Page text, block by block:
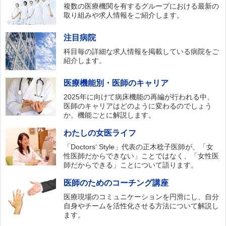
複数の医療機関を有するグループにおける最新の
取り組みや求人情報をご紹介します。
注目病院
科目毎の詳細な求人情報を掲載している病院をご
紹介します。
医療機能別・医師のキャリア
2025年に向けて病床機能の再編が行われる中、
医師のキャリアはどのように変わるのでしょう
か。機能ごとに解説します。
わたしの女医ライフ
「Doctors‘ Style」代表の正木稔子医師が、「女
性医師だからできない」ことではなく、「女性医
師だからできる」ことについて語ります。
医師のためのコーチング講座
医療現場のコミュニケーションを円滑にし、自分
自身やチームを活性化させる方法について解説し
ます。